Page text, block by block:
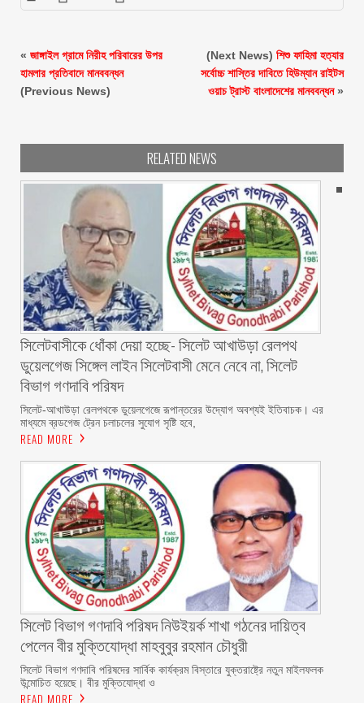
« জাঙ্গাইল গ্রামে নিরীহ পরিবারের উপর
হামলার প্রতিবাদে মানববন্ধন ‎
(Previous News)
(Next News) শিশু ফাহিমা হত্যার
সর্বোচ্চ শাস্তির দাবিতে হিউম্যান রাইটস
ওয়াচ ট্রাস্ট বাংলাদেশের মানববন্ধন»
RELATED NEWS
‎সিলেটবাসীকে ধোঁকা দেয়া হচ্ছে- সিলেট আখাউড়া রেলপথ
ডুয়েলগেজ সিঙ্গেল লাইন সিলেটবাসী মেনে নেবে না, সিলেট
বিভাগ গণদাবি পরিষদ
‎​সিলেট-আখাউড়া রেলপথকে ডুয়েলগেজে রূপান্তরের উদ্যোগ অবশ্যই ইতিবাচক। এর
মাধ্যমে ব্রডগেজ ট্রেন চলাচলের সুযোগ সৃষ্টি হবে,
READ MORE
সিলেট বিভাগ গণদাবি পরিষদ নিউইয়র্ক শাখা গঠনের দায়িত্ব
পেলেন বীর মুক্তিযোদ্ধা মাহবুবুর রহমান চৌধুরী ‎ ‎
‎সিলেট বিভাগ গণদাবি পরিষদের সার্বিক কার্যক্রম বিস্তারে যুক্তরাষ্ট্রে নতুন মাইলফলক
উন্মোচিত হয়েছে। বীর মুক্তিযোদ্ধা ও
READ MORE